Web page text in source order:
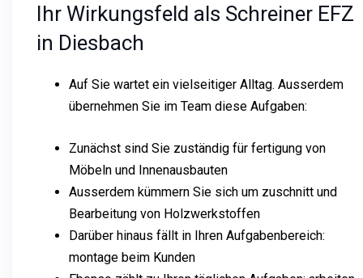
Ihr Wirkungsfeld als Schreiner EFZ
in Diesbach
Auf Sie wartet ein vielseitiger Alltag. Ausserdem
übernehmen Sie im Team diese Aufgaben:
Zunächst sind Sie zuständig für fertigung von
Möbeln und Innenausbauten
Ausserdem kümmern Sie sich um zuschnitt und
Bearbeitung von Holzwerkstoffen
Darüber hinaus fällt in Ihren Aufgabenbereich:
montage beim Kunden